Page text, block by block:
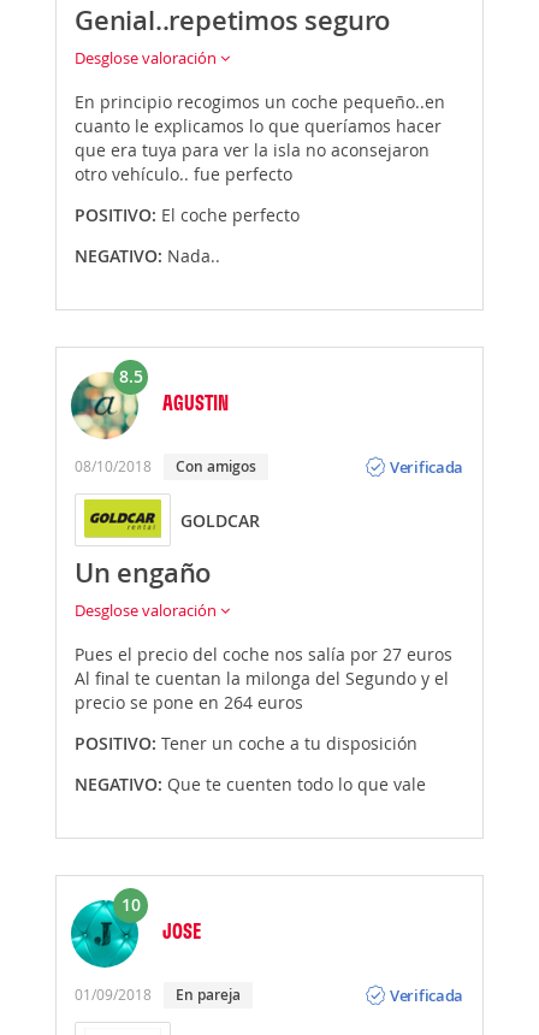
Genial..repetimos seguro
Desglose valoración
En principio recogimos un coche pequeño..en
cuanto le explicamos lo que queríamos hacer
que era tuya para ver la isla no aconsejaron
otro vehículo.. fue perfecto
POSITIVO: El coche perfecto
NEGATIVO: Nada..
8.5
AGUSTIN
08/10/2018 Con amigos
Verificada
GOLDCAR
Un engaño
Desglose valoración
Pues el precio del coche nos salía por 27 euros
Al final te cuentan la milonga del Segundo y el
precio se pone en 264 euros
POSITIVO: Tener un coche a tu disposición
NEGATIVO: Que te cuenten todo lo que vale
10
JOSE
01/09/2018 En pareja
Verificada